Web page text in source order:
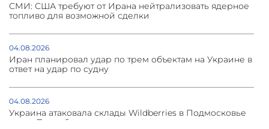
СМИ: США требуют от Ирана нейтрализовать ядерное
топливо для возможной сделки
04.08.2026
Иран планировал удар по трем объектам на Украине в
ответ на удар по судну
04.08.2026
Украина атаковала склады Wildberries в Подмосковье
и под Петербургом